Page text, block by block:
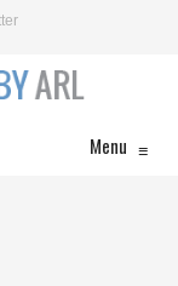
Menu ≡